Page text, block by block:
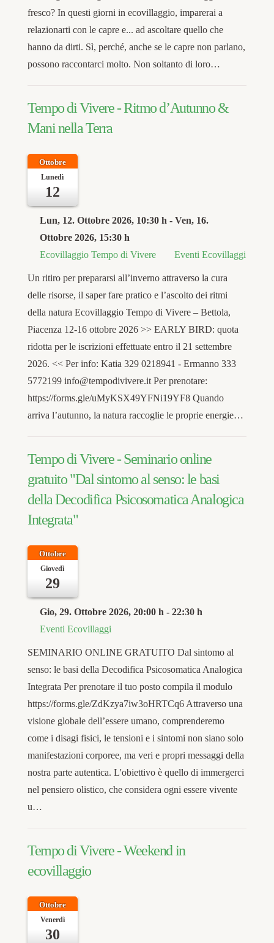
fresco? In questi giorni in ecovillaggio, imparerai a
relazionarti con le capre e... ad ascoltare quello che
hanno da dirti. Sì, perché, anche se le capre non parlano,
possono raccontarci molto. Non soltanto di loro…
Tempo di Vivere - Ritmo d’Autunno &
Mani nella Terra
Ottobre
Lunedì
12
Lun, 12. Ottobre 2026, 10:30 h - Ven, 16.
Ottobre 2026, 15:30 h
Ecovillaggio Tempo di Vivere
Eventi Ecovillaggi
Un ritiro per prepararsi all’inverno attraverso la cura
delle risorse, il saper fare pratico e l’ascolto dei ritmi
della natura Ecovillaggio Tempo di Vivere – Bettola,
Piacenza 12-16 ottobre 2026 >> EARLY BIRD: quota
ridotta per le iscrizioni effettuate entro il 21 settembre
2026. << Per info: Katia 329 0218941 - Ermanno 333
5772199 info@tempodivivere.it Per prenotare:
https://forms.gle/uMyKSX49YFNi19YF8 Quando
arriva l’autunno, la natura raccoglie le proprie energie…
Tempo di Vivere - Seminario online
gratuito "Dal sintomo al senso: le basi
della Decodifica Psicosomatica Analogica
Integrata"
Ottobre
Giovedì
29
Gio, 29. Ottobre 2026, 20:00 h - 22:30 h
Eventi Ecovillaggi
SEMINARIO ONLINE GRATUITO Dal sintomo al
senso: le basi della Decodifica Psicosomatica Analogica
Integrata Per prenotare il tuo posto compila il modulo
https://forms.gle/ZdKzya7iw3oHRTCq6 Attraverso una
visione globale dell’essere umano, comprenderemo
come i disagi fisici, le tensioni e i sintomi non siano solo
manifestazioni corporee, ma veri e propri messaggi della
nostra parte autentica. L'obiettivo è quello di immergerci
nel pensiero olistico, che considera ogni essere vivente
u…
Tempo di Vivere - Weekend in
ecovillaggio
Ottobre
Venerdì
30